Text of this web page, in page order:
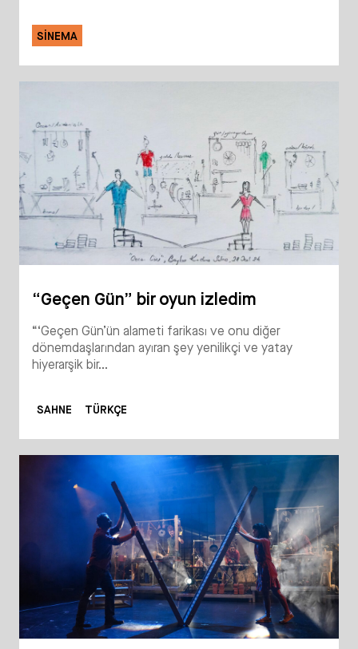
SINEMA
“Geçen Gün” bir oyun izledim
“‘Geçen Gün’ün alameti farikası ve onu diğer
dönemdaşlarından ayıran şey yenilikçi ve yatay
hiyerarşik bir...
SAHNE TÜRKÇE